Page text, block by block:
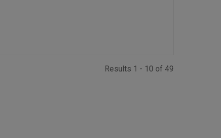
Results 1 - 10 of 49